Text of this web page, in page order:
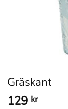
Gräskant
129 kr